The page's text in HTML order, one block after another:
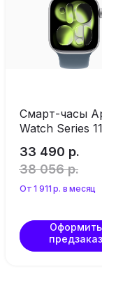
Смарт-часы
Watch Series 11
ремешок Sport
Band цвета «
Синий» M/L (без
33 490 р.
38 056 р.
От 1 911 р. в месяц
Оформить
предзаказ